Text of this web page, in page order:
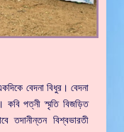
বেদনা বিধুর। বেদনা
কবি পত্নী স্মৃতি বিজড়িত
তদানীন্তন বিশ্বভারতী